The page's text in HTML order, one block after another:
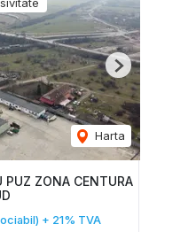
Harta
Next
PUZ ZONA CENTURA
+ 21% TVA